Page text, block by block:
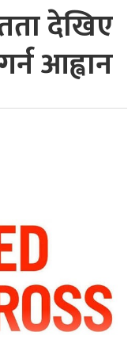
देखिए
आह्वान